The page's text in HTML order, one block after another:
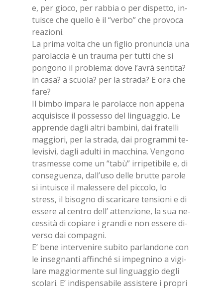
e, per gio­co, per rab­bia o per di­spet­to, in­
tui­sce che quel­lo è il “ver­bo” che pro­vo­ca
rea­zio­ni.
La pri­ma vol­ta che un fi­glio pro­nun­cia una
pa­ro­lac­cia è un trau­ma per tut­ti che si
pon­go­no il pro­ble­ma: dove l’a­vrà sen­ti­ta?
in casa? a scuo­la? per la stra­da? E ora che
fare?
Il bim­bo im­pa­ra le pa­ro­lac­ce non ap­pe­na
ac­qui­si­sce il pos­ses­so del lin­guag­gio. Le
ap­pren­de da­gli al­tri bam­bi­ni, dai fra­tel­li
mag­gio­ri, per la stra­da, dai pro­gram­mi te­
le­vi­si­vi, da­gli adul­ti in mac­chi­na. Ven­go­no
tra­smes­se come un “tabù” ir­ri­pe­ti­bi­le e, di
con­se­guen­za, dal­l’u­so del­le brut­te pa­ro­le
si in­tui­sce il ma­les­se­re del pic­co­lo, lo
stress, il bi­so­gno di sca­ri­ca­re ten­sio­ni e di
es­se­re al cen­tro dell’ at­ten­zio­ne, la sua ne­
ces­si­tà di co­pia­re i gran­di e non es­se­re di­
ver­so dai com­pa­gni.
E’ bene in­ter­ve­ni­re su­bi­to par­lan­do­ne con
le in­se­gnan­ti af­fin­ché si im­pe­gni­no a vi­gi­
la­re mag­gior­men­te sul lin­guag­gio de­gli
sco­la­ri. E’ in­di­spen­sa­bi­le as­si­ste­re i pro­pri